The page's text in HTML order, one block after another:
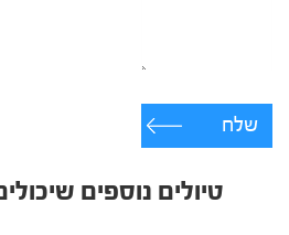
שלח
טיולים נוספים